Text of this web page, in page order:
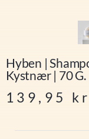
Hyben |
Kystnær | 70 G.
139,95